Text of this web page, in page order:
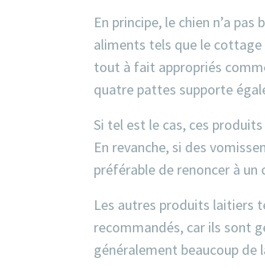
En principe, le chien n’a
aliments tels que le
tout à fait appropriés
quatre pattes supporte
Si tel est le cas, ces
En revanche, si des
préférable de renoncer à un
Les autres produits laitiers
recommandés, car ils sont
généralement beaucoup de